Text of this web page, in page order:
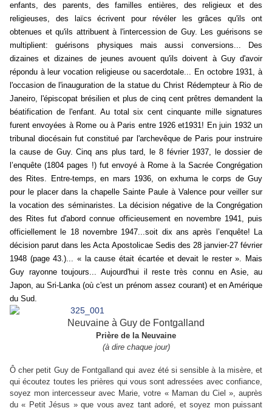
enfants, des parents, des familles entières, des religieux et des
religieuses, des laïcs écrivent pour révéler les grâces qu'ils ont
obtenues et qu'ils attribuent à l'intercession de Guy. Les guérisons se
multiplient: guérisons physiques mais aussi conversions... Des
dizaines et dizaines de jeunes avouent qu'ils doivent à Guy d'avoir
répondu à leur vocation religieuse ou sacerdotale... En octobre 1931, à
l'occasion de l'inauguration de la statue du Christ Rédempteur à Rio de
Janeiro, l'épiscopat brésilien et plus de cinq cent prêtres demandent la
béatification de l'enfant. Au total six cent cinquante mille signatures
furent envoyées à Rome ou à Paris entre 1926 et1931! En juin 1932 un
tribunal diocésain fut constitué par l'archevêque de Paris pour instruire
la cause de Guy. Cinq ans plus tard, le 8 février 1937, le dossier de
l’enquête (1804 pages !) fut envoyé à Rome à la Sacrée Congrégation
des Rites. Entre-temps, en mars 1936, on exhuma le corps de Guy
pour le placer dans la chapelle Sainte Paule à Valence pour veiller sur
la vocation des séminaristes. La décision négative de la Congrégation
des Rites fut d'abord connue officieusement en novembre 1941, puis
officiellement le 18 novembre 1947...soit dix ans après l’enquête! La
décision parut dans les Acta Apostolicae Sedis des 28 janvier-27 février
1948 (page 43.)... « la cause était écartée et devait le rester ». Mais
Guy rayonne toujours... Aujourd'hui il reste très connu en Asie, au
Japon, au Sri-Lanka (où c'est un prénom assez courant) et en Amérique
du Sud.
Neuvaine à Guy de Fontgalland
Prière de la Neuvaine
(à dire chaque jour)
Ô cher petit Guy de Fontgalland qui avez été si sensible à la misère, et
qui écoutez toutes les prières qui vous sont adressées avec confiance,
soyez mon intercesseur avec Marie, votre « Maman du Ciel », auprès
du « Petit Jésus » que vous avez tant adoré, et soyez mon puissant